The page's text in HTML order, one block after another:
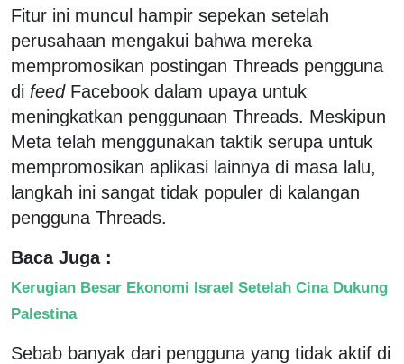
Fitur ini muncul hampir sepekan setelah
perusahaan mengakui bahwa mereka
mempromosikan postingan Threads pengguna
di feedFacebook dalam upaya untuk
meningkatkan penggunaan Threads. Meskipun
Meta telah menggunakan taktik serupa untuk
mempromosikan aplikasi lainnya di masa lalu,
langkah ini sangat tidak populer di kalangan
pengguna Threads.
Baca Juga :
Kerugian Besar Ekonomi Israel Setelah Cina Dukung
Palestina
Sebab banyak dari pengguna yang tidak aktif di